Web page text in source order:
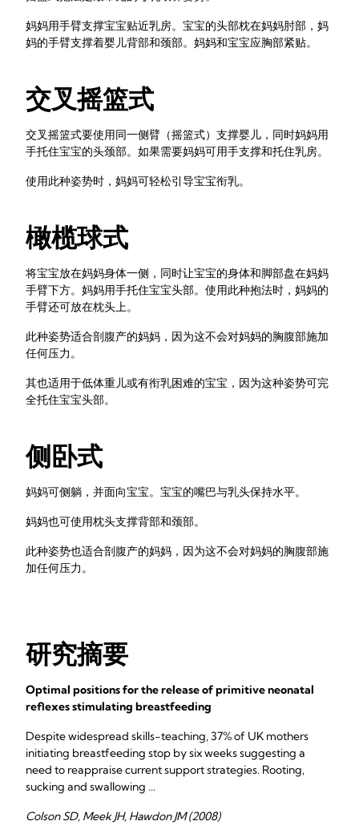
妈妈用手臂支撑宝宝贴近乳房。宝宝的头部枕在妈妈肘部，妈
妈的手臂支撑着婴儿背部和颈部。妈妈和宝宝应胸部紧贴。
交叉摇篮式
交叉摇篮式要使用同一侧臂（摇篮式）支撑婴儿，同时妈妈用
手托住宝宝的头颈部。如果需要妈妈可用手支撑和托住乳房。
使用此种姿势时，妈妈可轻松引导宝宝衔乳。
橄榄球式
将宝宝放在妈妈身体一侧，同时让宝宝的身体和脚部盘在妈妈
手臂下方。妈妈用手托住宝宝头部。使用此种抱法时，妈妈的
手臂还可放在枕头上。
此种姿势适合剖腹产的妈妈，因为这不会对妈妈的胸腹部施加
任何压力。
其也适用于低体重儿或有衔乳困难的宝宝，因为这种姿势可完
全托住宝宝头部。
侧卧式
妈妈可侧躺，并面向宝宝。宝宝的嘴巴与乳头保持水平。
妈妈也可使用枕头支撑背部和颈部。
此种姿势也适合剖腹产的妈妈，因为这不会对妈妈的胸腹部施
加任何压力。
研究摘要
Optimal positions for the release of primitive neonatal
reflexes stimulating breastfeeding
Despite widespread skills-teaching, 37% of UK mothers
initiating breastfeeding stop by six weeks suggesting a
need to reappraise current support strategies. Rooting,
sucking and swallowing ...
Colson SD, Meek JH, Hawdon JM (2008)